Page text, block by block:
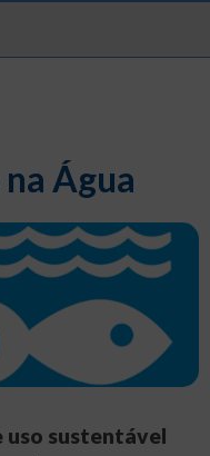
Água
uso sustentável